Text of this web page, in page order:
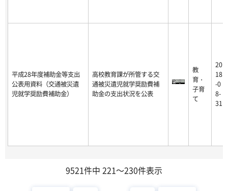
平成28年度補助金等支出
公表用資料（交通被災遺
児就学奨励費補助金）
高校教育課が所管する交
通被災遺児就学奨励費補
助金の支出状況を公表
教
育・
子育
て
20
18
-0
8-
31
9521件中 221～230件表示